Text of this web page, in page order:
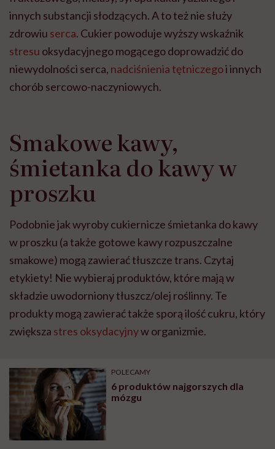
innych substancji słodzących. A to też nie służy
zdrowiu serca. Cukier powoduje wyższy wskaźnik
stresu oksydacyjnego mogącego doprowadzić do
niewydolności serca, nadciśnienia tętniczegoi innych
chorób sercowo-naczyniowych.
Smakowe kawy,
śmietanka do kawy w
proszku
Podobnie jak wyroby cukiernicze śmietanka do kawy
w proszku (a także gotowe kawy rozpuszczalne
smakowe) mogą zawierać tłuszcze trans. Czytaj
etykiety! Nie wybieraj produktów, które mają w
składzie uwodorniony tłuszcz/olej roślinny. Te
produkty mogą zawierać także sporą ilość cukru, który
zwiększa stres oksydacyjnyw organizmie.
POLECAMY
6 produktów najgorszych dla
mózgu